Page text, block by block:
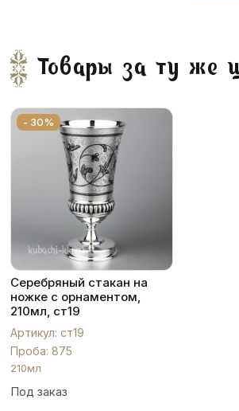
Товары за ту же
- 30%
Серебряный стакан на
ножке с орнаментом,
210мл, ст19
Артикул: ст19
Проба: 875
210мл
Под заказ